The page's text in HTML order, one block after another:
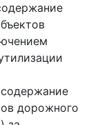
дорожного